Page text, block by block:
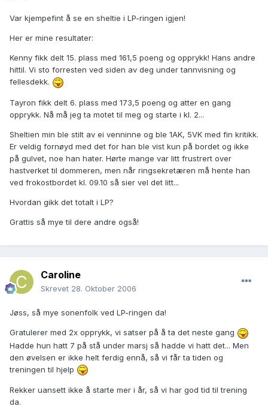
Var kjempefint å se en sheltie i LP-ringen igjen!
Her er mine resultater:
Kenny fikk delt 15. plass med 161,5 poeng og opprykk! Hans andre
hittil. Vi sto forresten ved siden av deg under tannvisning og
fellesdekk.
Tayron fikk delt 6. plass med 173,5 poeng og atter en gang
opprykk. Nå må jeg ta motet til meg og starte i kl. 2...
Sheltien min ble stilt av ei venninne og ble 1AK, 5VK med fin kritikk.
Er veldig fornøyd med det for han ble vist kun på bordet og ikke
på gulvet, noe han hater. Hørte mange var litt frustrert over
hastverket til dommeren, men når ringsekretæren må hente han
ved frokostbordet kl. 09.10 så sier vel det litt...
Hvordan gikk det totalt i LP?
Grattis så mye til dere andre også!
Caroline
Skrevet 28. Oktober 2006
Jøss, så mye sonenfolk ved LP-ringen da!
Gratulerer med 2x opprykk, vi satser på å ta det neste gang
Hadde hun hatt 7 på stå under marsj så hadde vi hatt det... Men
den øvelsen er ikke helt ferdig ennå, så vi får ta tiden og
treningen til hjelp
Rekker uansett ikke å starte mer i år, så vi har god tid til trening
da.